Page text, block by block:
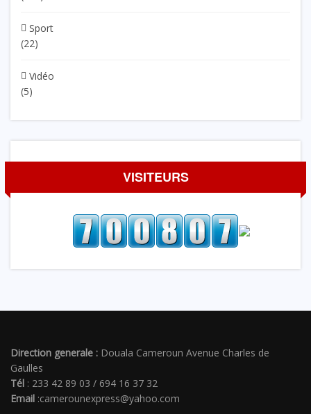
Sport
(22)
Vidéo
(5)
VISITEURS
Direction generale : Douala Cameroun Avenue Charles de
Gaulles
Tél : 233 42 89 03 / 694 16 37 32
Email :camerounexpress@yahoo.com